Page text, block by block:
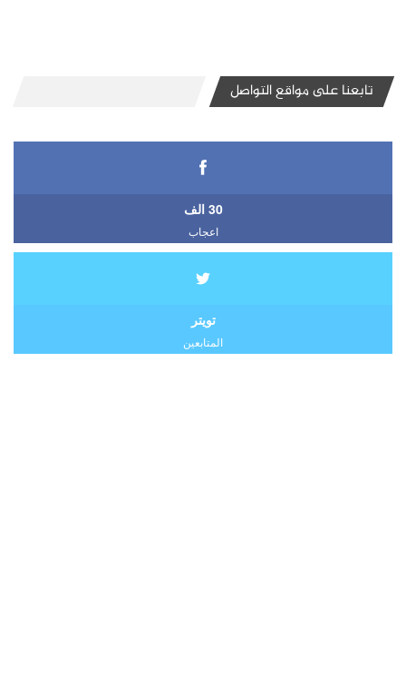
تابعنا على مواقع التواصل
30 الف
اعجاب
تويتر
المتابعين